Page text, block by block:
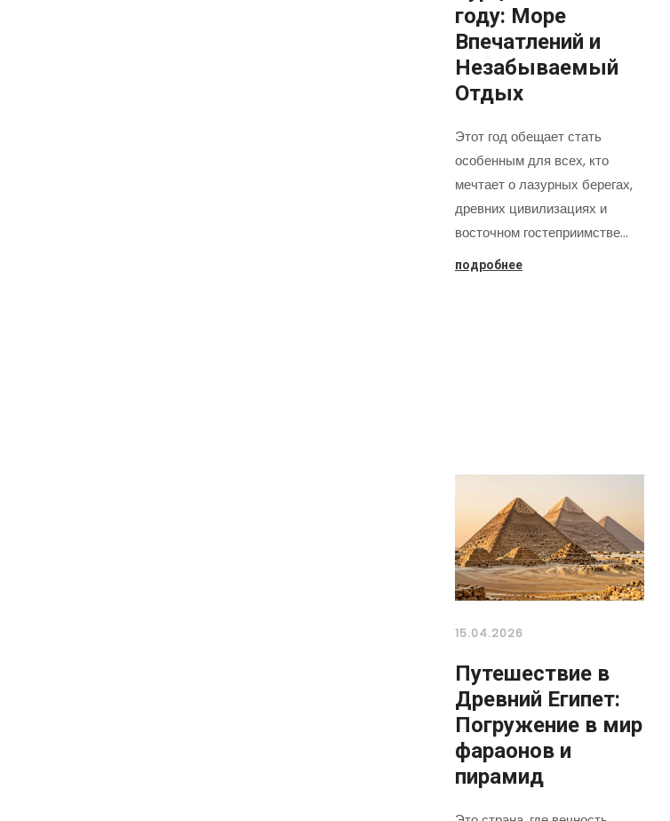
году: Море
Впечатлений и
Незабываемый
Отдых
Этот год обещает стать
особенным для всех, кто
мечтает о лазурных берегах,
древних цивилизациях и
восточном гостеприимстве…
подробнее
15.04.2026
Путешествие в
Древний Египет:
Погружение в мир
фараонов и
пирамид